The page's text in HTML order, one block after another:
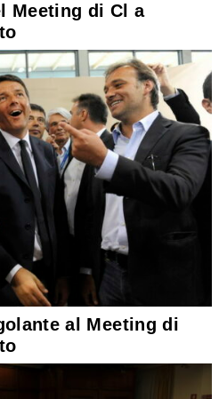
Meeting di Cl a
al Meeting di